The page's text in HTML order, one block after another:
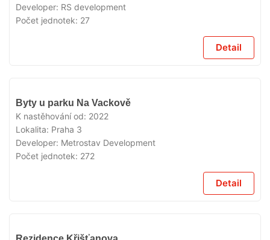
Developer: RS development
Počet jednotek: 27
Detail
Byty u parku Na Vackově
K nastěhování od: 2022
Lokalita: Praha 3
Developer: Metrostav Development
Počet jednotek: 272
Detail